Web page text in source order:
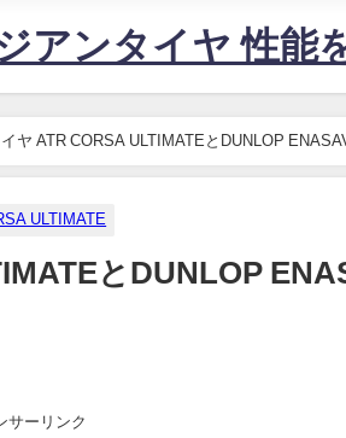
アンタイヤ 性能
ヤ ATR CORSA ULTIMATEとDUNLOP
ULTIMATE
とDUNLOP
サーリンク